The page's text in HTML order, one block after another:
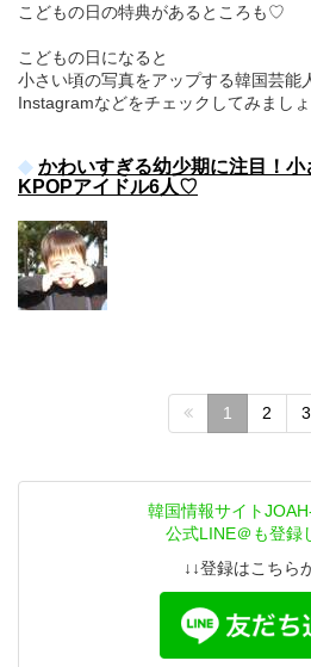
こどもの日の特典があるところも♡
こどもの日になると
小さい頃の写真をアップする韓国芸能
Instagramなどをチェックしてみましょ
かわいすぎる幼少期に注目！
KPOPアイドル6人♡
1 2 3
韓国情報サイト
公式LINE＠も登
↓↓登録はこちら